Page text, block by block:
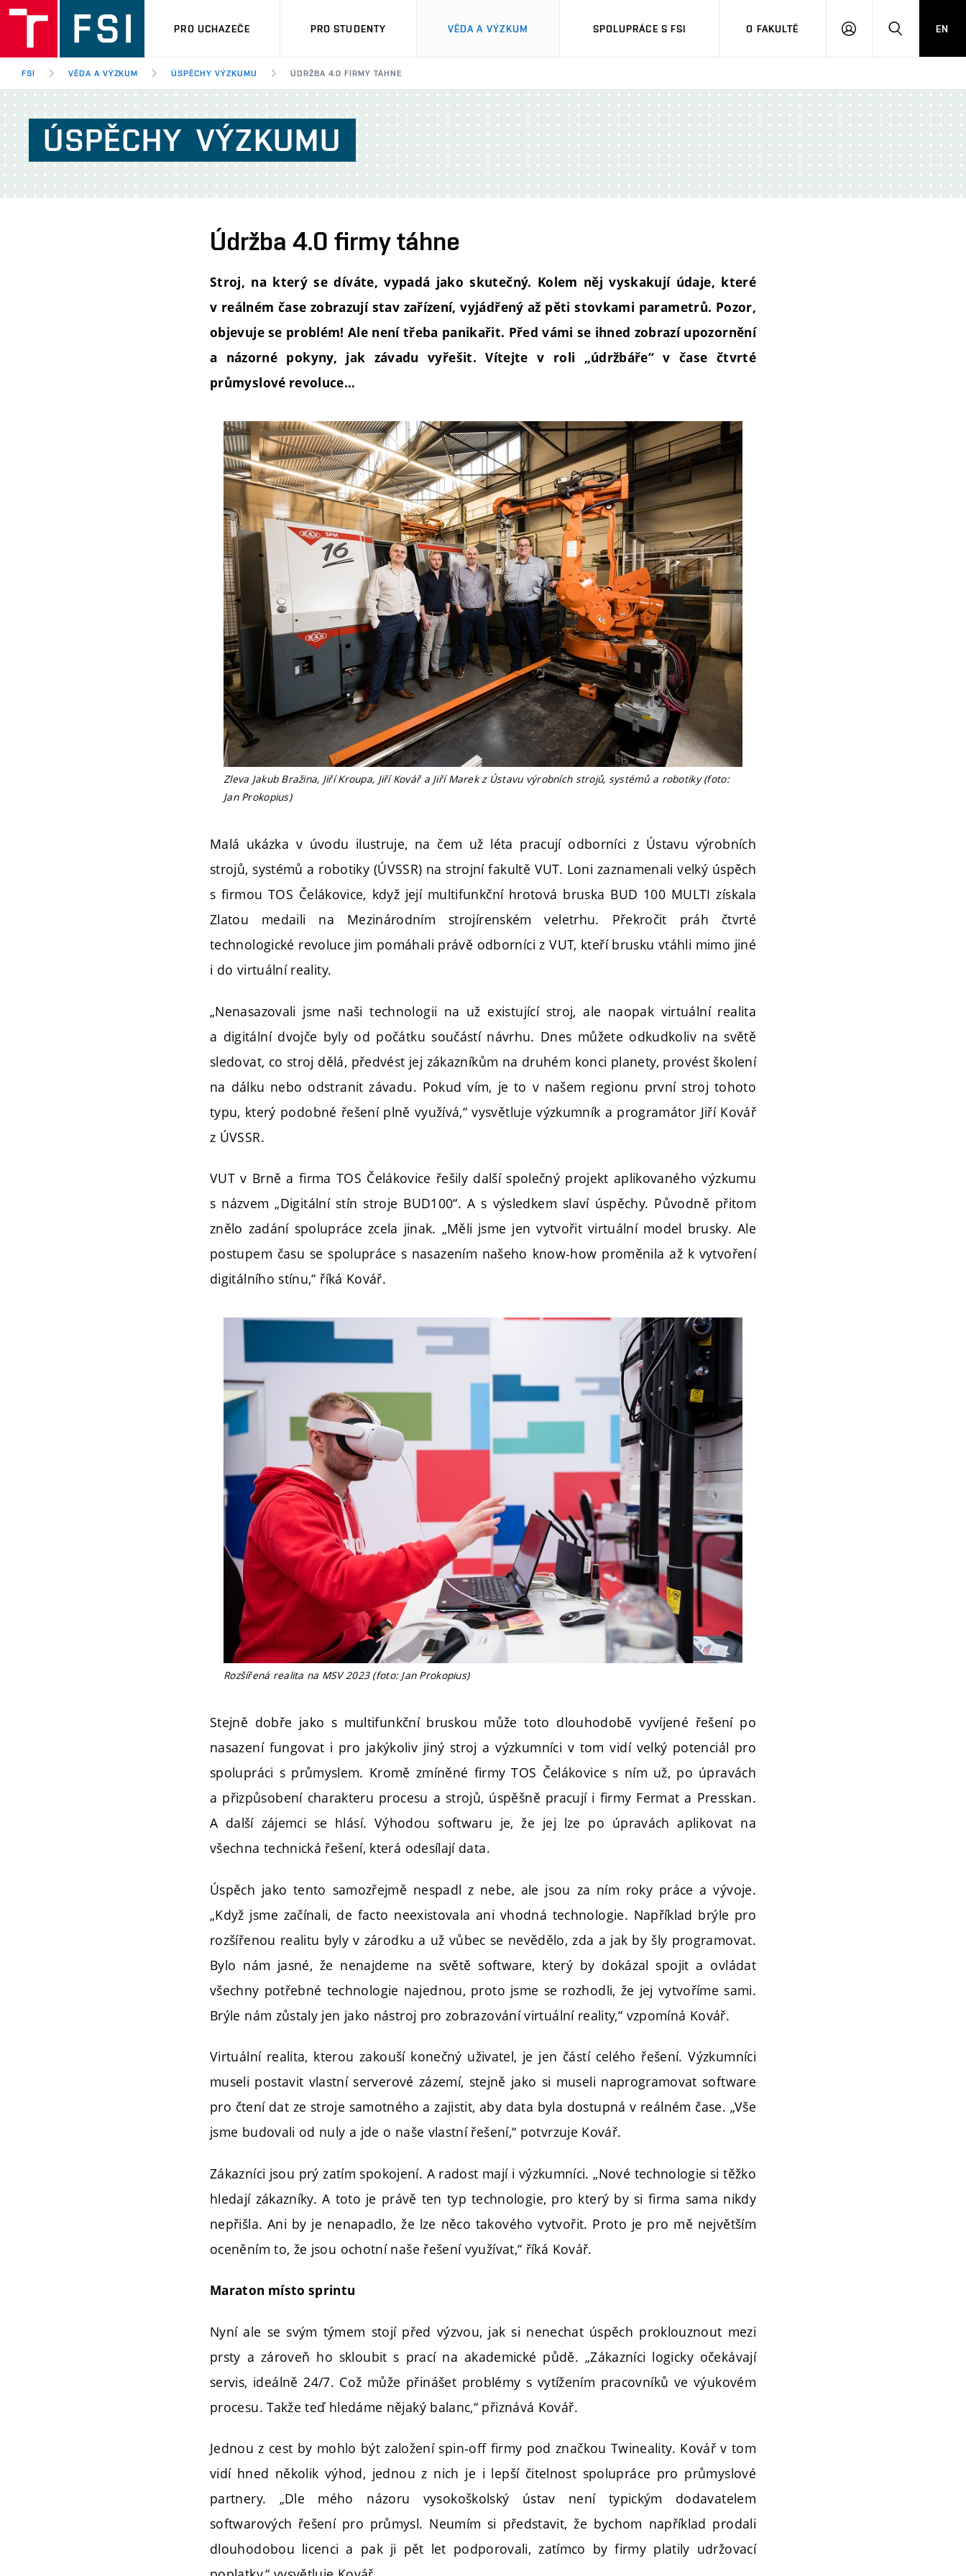
PRO UCHAZEČE PRO STUDENTY VĚDA A VÝZKUM SPOLUPRÁCE S FSI O FAKULTĚ
PŘIHLÁŠENÍHLEDAT
EN
FSI VĚDA A VÝZKUM ÚSPĚCHY VÝZKUMU ÚDRŽBA 4.0 FIRMY TÁHNE
ÚSPĚCHY VÝZKUMU
Údržba 4.0 firmy táhne
Stroj, na který se díváte, vypadá jako skutečný. Kolem něj vyskakují údaje, které
v reálném čase zobrazují stav zařízení, vyjádřený až pěti stovkami parametrů. Pozor,
objevuje se problém! Ale není třeba panikařit. Před vámi se ihned zobrazí upozornění
a názorné pokyny, jak závadu vyřešit. Vítejte v roli „údržbáře“ v čase čtvrté
průmyslové revoluce…
Zleva Jakub Bražina, Jiří Kroupa, Jiří Kovář a Jiří Marek z Ústavu výrobních strojů, systémů a robotiky (foto:
Jan Prokopius)
Malá ukázka v úvodu ilustruje, na čem už léta pracují odborníci z Ústavu výrobních
strojů, systémů a robotiky (ÚVSSR) na strojní fakultě VUT. Loni zaznamenali velký úspěch
s firmou TOS Čelákovice, když její multifunkční hrotová bruska BUD 100 MULTI získala
Zlatou medaili na Mezinárodním strojírenském veletrhu. Překročit práh čtvrté
technologické revoluce jim pomáhali právě odborníci z VUT, kteří brusku vtáhli mimo jiné
i do virtuální reality.
„Nenasazovali jsme naši technologii na už existující stroj, ale naopak virtuální realita
a digitální dvojče byly od počátku součástí návrhu. Dnes můžete odkudkoliv na světě
sledovat, co stroj dělá, předvést jej zákazníkům na druhém konci planety, provést školení
na dálku nebo odstranit závadu. Pokud vím, je to v našem regionu první stroj tohoto
typu, který podobné řešení plně využívá,“ vysvětluje výzkumník a programátor Jiří Kovář
z ÚVSSR.
VUT v Brně a firma TOS Čelákovice řešily další společný projekt aplikovaného výzkumu
s názvem „Digitální stín stroje BUD100“. A s výsledkem slaví úspěchy. Původně přitom
znělo zadání spolupráce zcela jinak. „Měli jsme jen vytvořit virtuální model brusky. Ale
postupem času se spolupráce s nasazením našeho know-how proměnila až k vytvoření
digitálního stínu,“ říká Kovář.
Rozšířená realita na MSV 2023 (foto: Jan Prokopius)
Stejně dobře jako s multifunkční bruskou může toto dlouhodobě vyvíjené řešení po
nasazení fungovat i pro jakýkoliv jiný stroj a výzkumníci v tom vidí velký potenciál pro
spolupráci s průmyslem. Kromě zmíněné firmy TOS Čelákovice s ním už, po úpravách
a přizpůsobení charakteru procesu a strojů, úspěšně pracují i firmy Fermat a Presskan.
A další zájemci se hlásí. Výhodou softwaru je, že jej lze po úpravách aplikovat na
všechna technická řešení, která odesílají data.
Úspěch jako tento samozřejmě nespadl z nebe, ale jsou za ním roky práce a vývoje.
„Když jsme začínali, de facto neexistovala ani vhodná technologie. Například brýle pro
rozšířenou realitu byly v zárodku a už vůbec se nevědělo, zda a jak by šly programovat.
Bylo nám jasné, že nenajdeme na světě software, který by dokázal spojit a ovládat
všechny potřebné technologie najednou, proto jsme se rozhodli, že jej vytvoříme sami.
Brýle nám zůstaly jen jako nástroj pro zobrazování virtuální reality,“ vzpomíná Kovář.
Virtuální realita, kterou zakouší konečný uživatel, je jen částí celého řešení. Výzkumníci
museli postavit vlastní serverové zázemí, stejně jako si museli naprogramovat software
pro čtení dat ze stroje samotného a zajistit, aby data byla dostupná v reálném čase. „Vše
jsme budovali od nuly a jde o naše vlastní řešení,“ potvrzuje Kovář.
Zákazníci jsou prý zatím spokojení. A radost mají i výzkumníci. „Nové technologie si těžko
hledají zákazníky. A toto je právě ten typ technologie, pro který by si firma sama nikdy
nepřišla. Ani by je nenapadlo, že lze něco takového vytvořit. Proto je pro mě největším
oceněním to, že jsou ochotní naše řešení využívat,“ říká Kovář.
Maraton místo sprintu
Nyní ale se svým týmem stojí před výzvou, jak si nenechat úspěch proklouznout mezi
prsty a zároveň ho skloubit s prací na akademické půdě. „Zákazníci logicky očekávají
servis, ideálně 24/7. Což může přinášet problémy s vytížením pracovníků ve výukovém
procesu. Takže teď hledáme nějaký balanc,“ přiznává Kovář.
Jednou z cest by mohlo být založení spin-off firmy pod značkou Twineality. Kovář v tom
vidí hned několik výhod, jednou z nich je i lepší čitelnost spolupráce pro průmyslové
partnery. „Dle mého názoru vysokoškolský ústav není typickým dodavatelem
softwarových řešení pro průmysl. Neumím si představit, že bychom například prodali
dlouhodobou licenci a pak ji pět let podporovali, zatímco by firmy platily udržovací